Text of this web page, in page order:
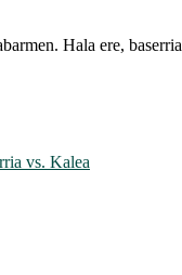
Hala ere,
vs. Kalea